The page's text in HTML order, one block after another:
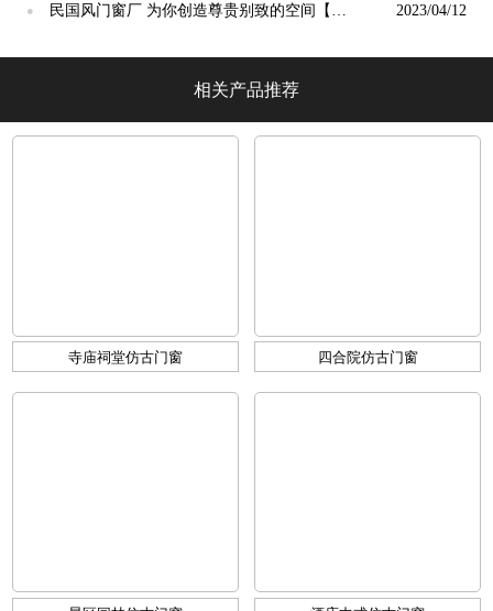
光】
●
民国风门窗厂 为你创造尊贵别致的空间【冠
2023/04/12
相关产品推荐
寺庙祠堂仿古门窗 四合院仿古门窗